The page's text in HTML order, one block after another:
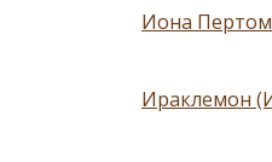
Иона
Ираклемон